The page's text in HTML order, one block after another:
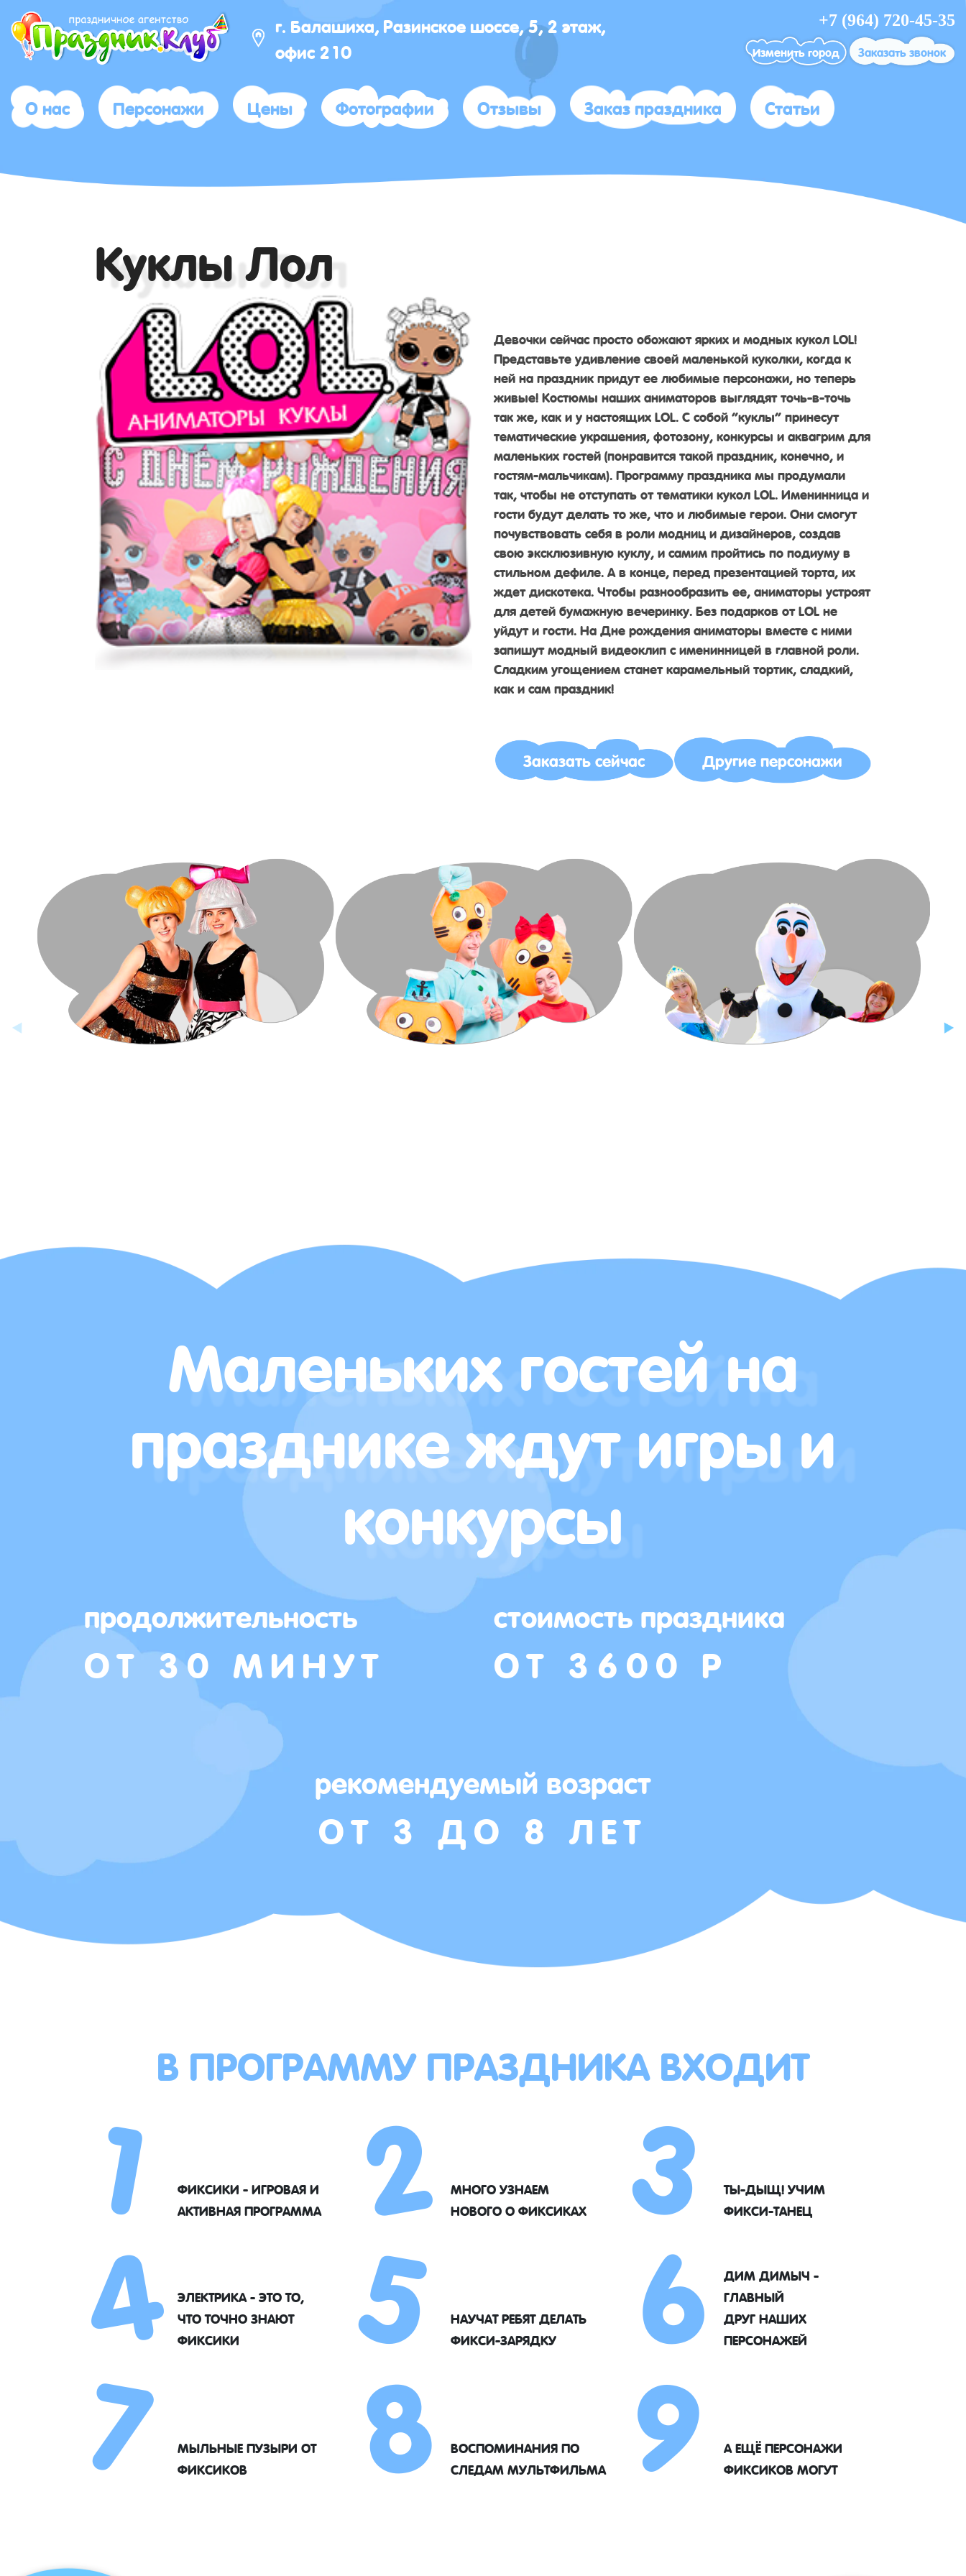
г. Балашиха, Разинское шоссе, 5, 2 этаж,
офис 210
+7 (964) 720-45-35
Изменить город Заказать звонок
О нас Персонажи Цены Фотографии Отзывы Заказ праздника Статьи
Куклы Лол
Девочки сейчас просто обожают ярких и модных кукол LOL!
Представьте удивление своей маленькой куколки, когда к
ней на праздник придут ее любимые персонажи, но теперь
живые! Костюмы наших аниматоров выглядят точь-в-точь
так же, как и у настоящих LOL. С собой “куклы” принесут
тематические украшения, фотозону, конкурсы и аквагрим для
маленьких гостей (понравится такой праздник, конечно, и
гостям-мальчикам). Программу праздника мы продумали
так, чтобы не отступать от тематики кукол LOL. Именинница и
гости будут делать то же, что и любимые герои. Они смогут
почувствовать себя в роли модниц и дизайнеров, создав
свою эксклюзивную куклу, и самим пройтись по подиуму в
стильном дефиле. А в конце, перед презентацией торта, их
ждет дискотека. Чтобы разнообразить ее, аниматоры устроят
для детей бумажную вечеринку. Без подарков от LOL не
уйдут и гости. На Дне рождения аниматоры вместе с ними
запишут модный видеоклип с именинницей в главной роли.
Сладким угощением станет карамельный тортик, сладкий,
как и сам праздник!
Заказать сейчас Другие персонажи
Маленьких гостей на
празднике ждут игры и
конкурсы
продолжительность
ОТ 30 МИНУТ
стоимость праздника
ОТ 3600 Р
рекомендуемый возраст
ОТ 3 ДО 8 ЛЕТ
В ПРОГРАММУ ПРАЗДНИКА ВХОДИТ
1ФИКСИКИ - ИГРОВАЯ И
АКТИВНАЯ ПРОГРАММА
2МНОГО УЗНАЕМ
НОВОГО О ФИКСИКАХ
3ТЫ-ДЫЩ! УЧИМ
ФИКСИ-ТАНЕЦ
4ЭЛЕКТРИКА - ЭТО ТО,
ЧТО ТОЧНО ЗНАЮТ
ФИКСИКИ
5НАУЧАТ РЕБЯТ ДЕЛАТЬ
ФИКСИ-ЗАРЯДКУ
6ДИМ ДИМЫЧ -
ГЛАВНЫЙ
ДРУГ НАШИХ
ПЕРСОНАЖЕЙ
7МЫЛЬНЫЕ ПУЗЫРИ ОТ
ФИКСИКОВ
8ВОСПОМИНАНИЯ ПО
СЛЕДАМ МУЛЬТФИЛЬМА
9А ЕЩЁ ПЕРСОНАЖИ
ФИКСИКОВ МОГУТ